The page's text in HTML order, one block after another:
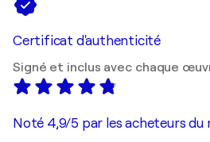
Certificat d'authenticité
Signé et inclus avec chaque
Noté 4,9/5 par les acheteurs du